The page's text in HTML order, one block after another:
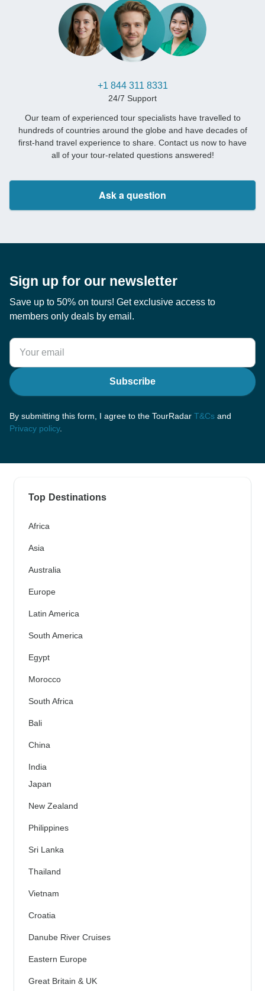
+1 844 311 8331
24/7 Support
Our team of experienced tour specialists have travelled to
hundreds of countries around the globe and have decades of
first-hand travel experience to share. Contact us now to have
all of your tour-related questions answered!
Ask a question
Sign up for our newsletter
Save up to 50% on tours! Get exclusive access to
members only deals by email.
Subscribe
By submitting this form, I agree to the TourRadar T&Cs and
Privacy policy.
Top Destinations
Africa
Asia
Australia
Europe
Latin America
South America
Egypt
Morocco
South Africa
Bali
China
India
Japan
New Zealand
Philippines
Sri Lanka
Thailand
Vietnam
Croatia
Danube River Cruises
Eastern Europe
Great Britain & UK